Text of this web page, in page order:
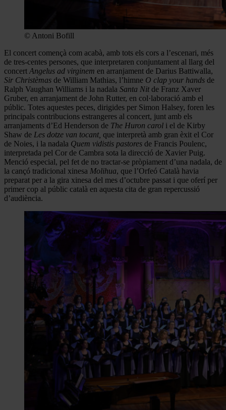
© Antoni Bofill
El concert començà com acabà, amb tots els cors a l’escenari, més
de tres-centes persones, que interpretaren conjuntament al llarg del
concert Angelus ad virginem en arranjament de Darius Battiwalla,
Sir Christèmas de William Mathias, l’himne O clap your hands de
Ralph Vaughan Williams i la nadala Santa Nitde Franz Xaver
Gruber, en arranjament de John Rutter, en col·laboració amb el
públic. Totes aquestes peces, dirigides per Simon Halsey, foren les
principals contribucions estrangeres al concert, junt amb els
arranjaments d’Ed Henderson de The Huron carol i el de Kirby
Shaw de Les dotze van tocant, que interpretà amb gran èxit el Cor
de Noies, i la nadala Quem vidistis pastores de Francis Poulenc,
interpretada pel Cor de Cambra sota la direcció de Xavier Puig.
Menció especial, pel fet de no tractar-se pròpiament d’una nadala, de
la cançó tradicional xinesa Molihua, que l’Orfeó Català havia
preparat per a la gira xinesa del mes d’octubre passat i que oferí per
primer cop al públic català en aquesta cita de gran repercussió
d’audiència.